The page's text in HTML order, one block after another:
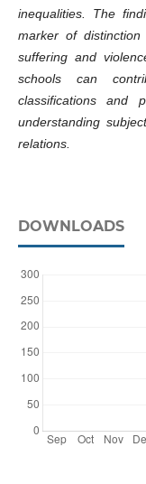
inequalities. The
marker of
suffering and
schools can
classifications and
understanding
relations.
DOWNLOADS